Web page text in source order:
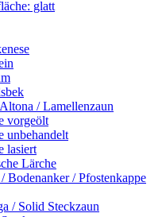
glatt
/ Lamellenzaun
vorgeölt
unbehandelt
lasiert
Lärche
Bodenanker / Pfostenkappe
/ Solid Steckzaun